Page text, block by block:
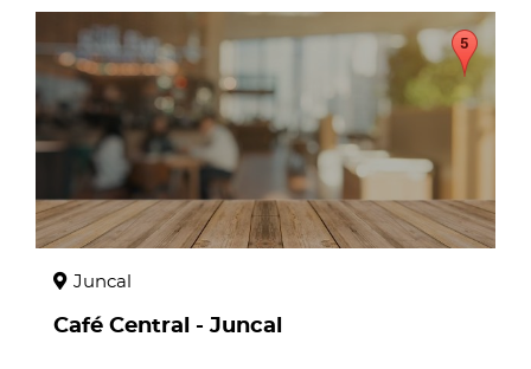
page
Juncal
Café Central - Juncal